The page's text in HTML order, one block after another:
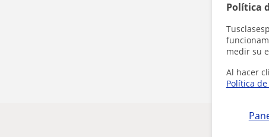
Política
medir su
Al hacer
Política